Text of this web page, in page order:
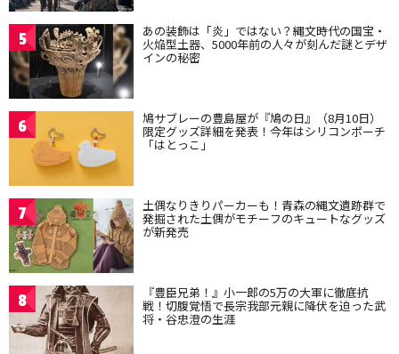
5 あの装飾は「炎」ではない？縄文時代の国宝・
火焔型土器、5000年前の人々が刻んだ謎とデザ
インの秘密
6 鳩サブレーの豊島屋が『鳩の日』（8月10日）
限定グッズ詳細を発表！今年はシリコンポーチ
「はとっこ」
7 土偶なりきりパーカーも！青森の縄文遺跡群で
発掘された土偶がモチーフのキュートなグッズ
が新発売
8 『豊臣兄弟！』小一郎の5万の大軍に徹底抗
戦！切腹覚悟で長宗我部元親に降伏を迫った武
将・谷忠澄の生涯